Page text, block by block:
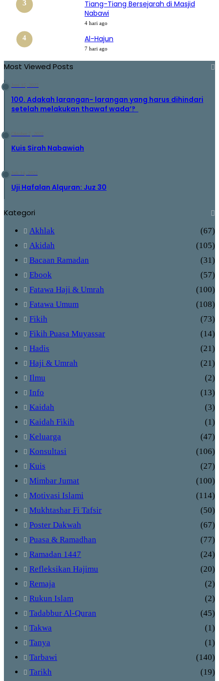
Tiang-Tiang Bersejarah di Masjid
Nabawi
4 hari ago
Al-Hajun
7 hari ago
Most Viewed Posts
Juni 15, 2022
100. Adakah larangan- larangan yang harus dihindari
setelah melakukan thawaf wada’?
Kuis Sirah Nabawiah
Juli 14, 2022
Uji Hafalan Alquran: Juz 30
Kategori
Akhlak
(67)
Akidah
(105)
Bacaan Ramadan
(31)
Ebook
(57)
Fatawa Haji & Umrah
(100)
Fatawa Umum
(108)
Fikih
(73)
Fikih Puasa Muyassar
(14)
Hadis
(21)
Haji & Umrah
(21)
Ilmu
(2)
Info
(13)
Kaidah
(3)
Kaidah Fikih
(1)
Keluarga
(47)
Konsultasi
(106)
Kuis
(27)
Mimbar Jumat
(100)
Motivasi Islami
(114)
Mukhtashar Fi Tafsir
(50)
Poster Dakwah
(67)
Puasa & Ramadhan
(77)
Ramadan 1447
(24)
Refleksikan Hajimu
(20)
Remaja
(2)
Rukun Islam
(2)
Tadabbur Al-Quran
(45)
Takwa
(1)
Tanya
(1)
Tarbawi
(140)
Tarikh
(19)